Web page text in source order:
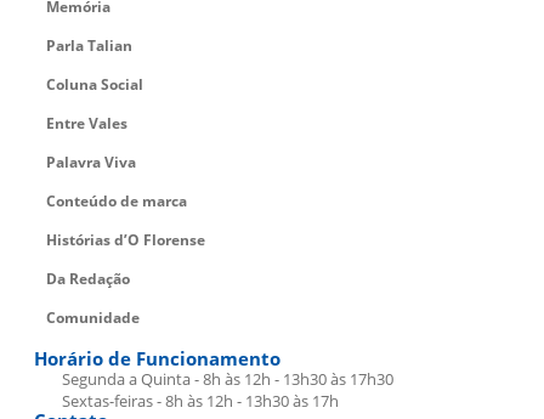
Memória
Parla Talian
Coluna Social
Entre Vales
Palavra Viva
Conteúdo de marca
Histórias d’O Florense
Da Redação
Comunidade
Horário de Funcionamento
Segunda a Quinta - 8h às 12h - 13h30 às 17h30
Sextas-feiras - 8h às 12h - 13h30 às 17h